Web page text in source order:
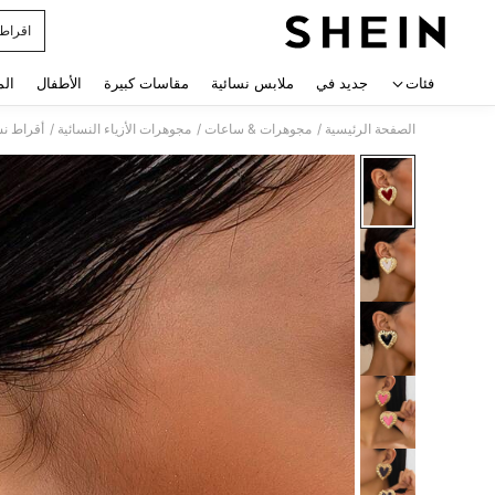
اقراط
فئات جديد في ملابس نسائية مقاسات كبيرة الأطفال
الصفحة الرئيسية / مجوهرات & ساعات / مجوهرات الأزياء النسائية / أقراط